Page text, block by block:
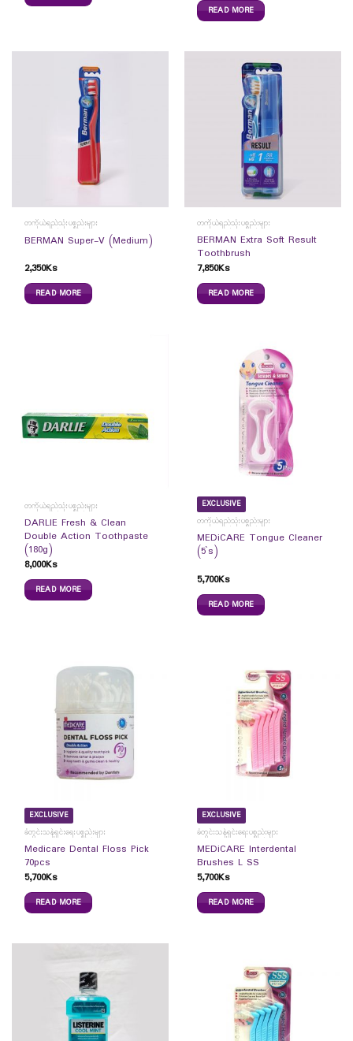
READ MORE
တကိုယ်ရည်သုံးပစ္စည်းများ
BERMAN Super-V (Medium)
2,350Ks
READ MORE
တကိုယ်ရည်သုံးပစ္စည်းများ
BERMAN Extra Soft Result
Toothbrush
7,850Ks
READ MORE
တကိုယ်ရည်သုံးပစ္စည်းများ
DARLIE Fresh & Clean
Double Action Toothpaste
(180g)
8,000Ks
READ MORE
EXCLUSIVE
တကိုယ်ရည်သုံးပစ္စည်းများ
MEDiCARE Tongue Cleaner
(5`s)
5,700Ks
READ MORE
EXCLUSIVE
ခံတွင်းသန့်ရှင်းရေးပစ္စည်းများ
Medicare Dental Floss Pick
70pcs
5,700Ks
READ MORE
EXCLUSIVE
ခံတွင်းသန့်ရှင်းရေးပစ္စည်းများ
MEDiCARE Interdental
Brushes L SS
5,700Ks
READ MORE